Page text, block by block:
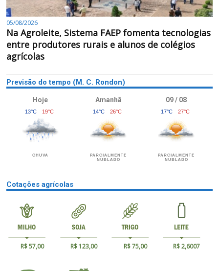
05/08/2026
Na Agroleite, Sistema FAEP fomenta tecnologias
entre produtores rurais e alunos de colégios
agrícolas
Previsão do tempo (M. C. Rondon)
Hoje
13°C 19°C
CHUVA
Amanhã
14°C 26°C
PARCIALMENTE
NUBLADO
09 / 08
17°C 27°C
PARCIALMENTE
NUBLADO
Cotações agrícolas
R$ 57,00 R$ 123,00 R$ 75,00 R$ 2,6007